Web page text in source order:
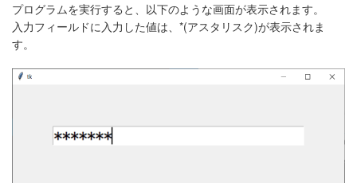
プログラムを実行すると、以下のような画面が表示されます。
入力フィールドに入力した値は、*(アスタリスク)が表示されま
す。